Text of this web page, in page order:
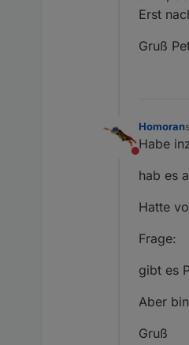
Erst
Gruß
Nicht
Homoran
Habe
hab es
Hatte
Frage:
gibt es
Aber
Gruß